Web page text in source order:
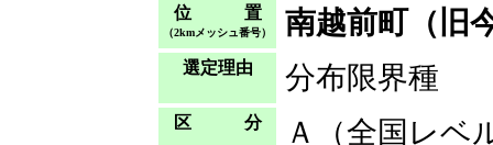
位 置
（2kmメッシュ番号） 南越前町（旧
選定理由 分布限界種
区 分
Ａ（全国レベ